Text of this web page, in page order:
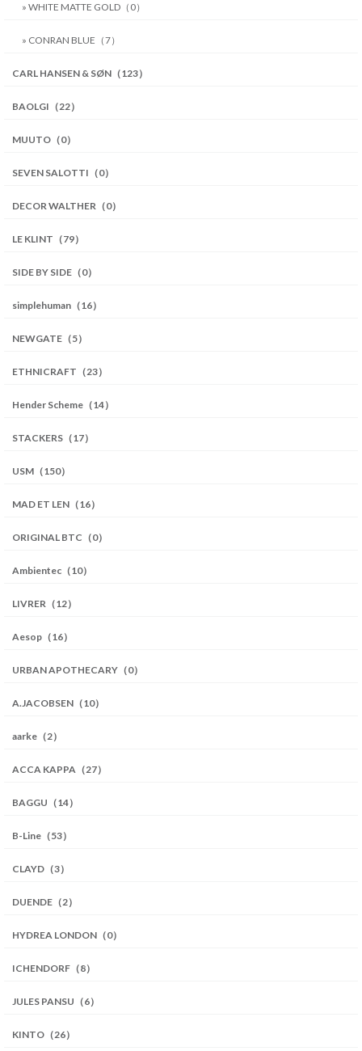
» WHITE MATTE GOLD（0）
» CONRAN BLUE（7）
CARL HANSEN & SØN（123）
BAOLGI（22）
MUUTO（0）
SEVEN SALOTTI（0）
DECOR WALTHER（0）
LE KLINT（79）
SIDE BY SIDE（0）
simplehuman（16）
NEWGATE（5）
ETHNICRAFT（23）
Hender Scheme（14）
STACKERS（17）
USM（150）
MAD ET LEN（16）
ORIGINAL BTC（0）
Ambientec（10）
LIVRER（12）
Aesop（16）
URBAN APOTHECARY（0）
A.JACOBSEN（10）
aarke（2）
ACCA KAPPA（27）
BAGGU（14）
B-Line（53）
CLAYD（3）
DUENDE（2）
HYDREA LONDON（0）
ICHENDORF（8）
JULES PANSU（6）
KINTO（26）